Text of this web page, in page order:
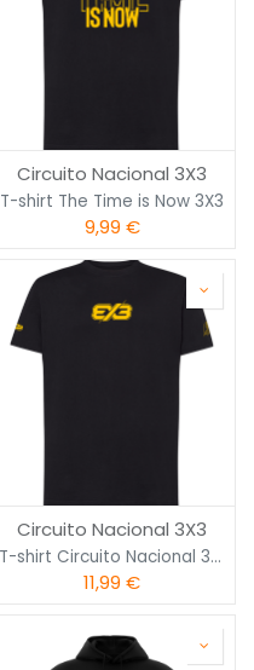
Circuito Nacional 3X3
T-shirt The Time is Now 3X3
9,99 €
Circuito Nacional 3X3
T-shirt Circuito Nacional 3X3
11,99 €